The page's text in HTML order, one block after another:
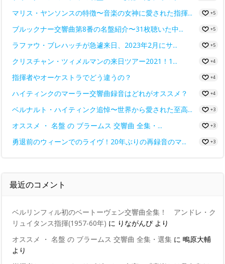
マリス・ヤンソンスの特徴〜音楽の女神に愛された指揮... +5
ブルックナー交響曲第8番の名盤紹介〜31枚聴いた中... +5
ラファウ・ブレハッチが急遽来日、2023年2月にサ... +5
クリスチャン・ツィメルマンの来日ツアー2021！1... +4
指揮者やオーケストラでどう違うの？ +4
ハイティンクのマーラー交響曲録音はどれがオススメ？ +4
ベルナルト・ハイティンク追悼〜世界から愛された至高... +3
オススメ ・ 名盤 の ブラームス 交響曲 全集・... +3
勇退前のウィーンでのライヴ！20年ぶりの再録音のマ... +3
最近のコメント
ベルリンフィル初のベートーヴェン交響曲全集！ アンドレ・ク
リュイタンス指揮(1957-60年) に りながんぴより
オススメ ・ 名盤 の ブラームス 交響曲 全集・選集 に 鴫原大輔
より